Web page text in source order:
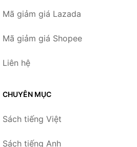
Mã giảm giá Lazada
Mã giảm giá Shopee
Liên hệ
CHUYÊN MỤC
Sách tiếng Việt
Sách tiếng Anh